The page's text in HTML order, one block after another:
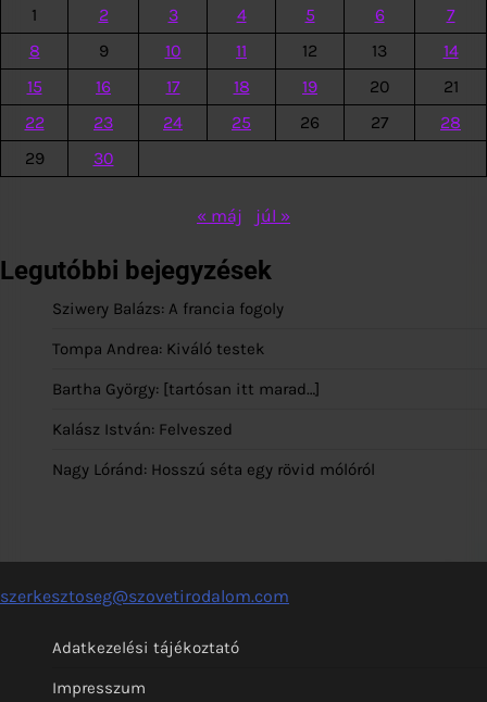
1 2 3 4 5 6
7
8
9 10 11 12 13
14
15
16 17 18 19 20
21
22
23 24 25 26 27
28
29
30
« máj júl »
Legutóbbi bejegyzések
Sziwery Balázs: A francia fogoly
Tompa Andrea: Kiváló testek
Bartha György: [tartósan itt marad…]
Kalász István: Felveszed
Nagy Lóránd: Hosszú séta egy rövid mólóról
szerkesztoseg@szovetirodalom.com
Adatkezelési tájékoztató
Impresszum